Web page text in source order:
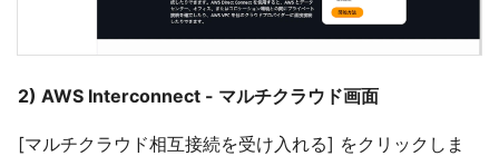
2) AWS Interconnect - マルチクラウド画面
[マルチクラウド相互接続を受け入れる] をクリックしま